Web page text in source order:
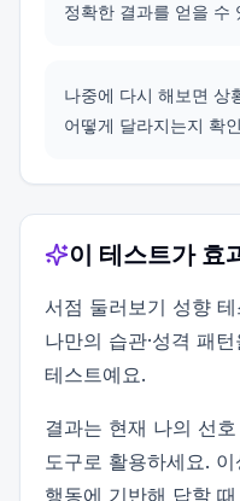
정확한 결과를 얻을 수
나중에 다시 해보면 상
어떻게 달라지는지 확
이 테스트가 효
서점 둘러보기 성향
나만의 습관·성격 패
테스트예요.
결과는 현재 나의 선
도구로 활용하세요.
행동에 기반해 답할